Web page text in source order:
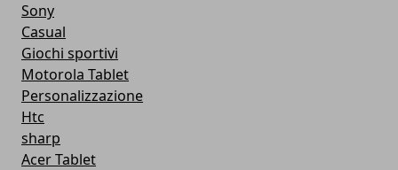
Sony
Casual
Giochi sportivi
Motorola Tablet
Personalizzazione
Htc
sharp
Acer Tablet